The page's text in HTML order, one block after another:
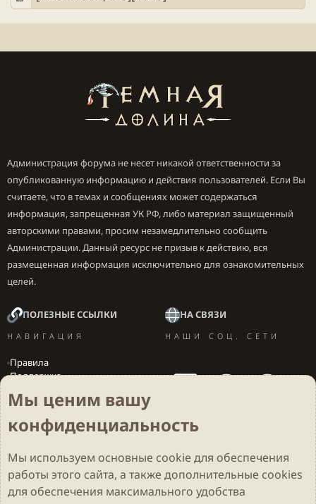
Администрация форума не несет никакой ответственности за
опубликованную информацию и действия пользователей. Если Вы
считаете, что в темах и сообщениях может содержаться
информация, запрещенная УК РФ, либо материал защищенный
авторскими правами, просим незамедлительно сообщить
Администрации. Данный ресурс не призыв к действию, вся
размещенная информация исключительно для ознакомительных
целей.
ПОЛЕЗНЫЕ ССЫЛКИ
НАВИГАЦИЯ
Правила
Поддержка
Локализация игр
НА СВЯЗИ
НАШИ СОЦ. СЕТИ
Cookies Darkdale - Основа [v.2.3.2 rc1] 🔥
Русский (RU)
Обратная связь
Условия и правила
Политика конфиденциальности
Помощь
R
Мы ценим вашу
конфиденциальность
Мы используем основные cookieдля обеспечения
работы этого сайта, а также дополнительные cookies
для обеспечения максимального удобства